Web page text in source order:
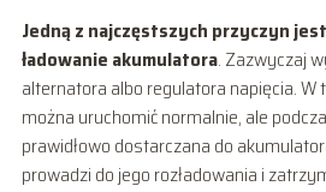
Jedną z najczęstszych przyczyn
ładowanie akumulatora. Zazwyczaj
alternatora albo regulatora napięcia.
można uruchomić normalnie, ale
prawidłowo dostarczana do
prowadzi do jego rozładowania i